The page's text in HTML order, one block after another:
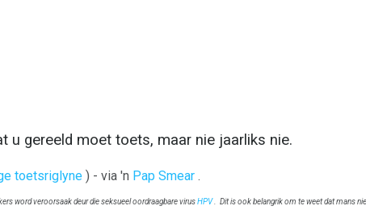
u gereeld moet toets, maar nie jaarliks ​​nie.
toetsriglyne ) - via 'n Pap Smear .
word veroorsaak deur die seksueel oordraagbare virusHPV. Dit is ook belangrik om te weet dat mans